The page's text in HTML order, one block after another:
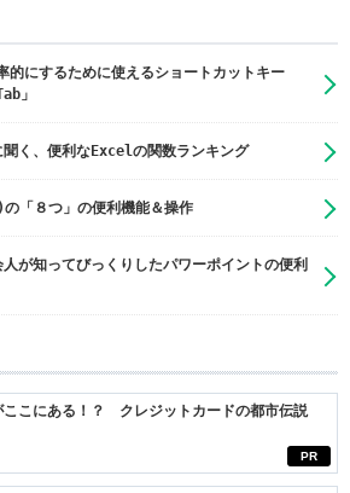
的にするために使えるショートカットキー
」
く、便利なExcelの関数ランキング
「８つ」の便利機能＆操作
が知ってびっくりしたパワーポイントの便利
PR
ここにある！？ クレジットカードの都市伝説